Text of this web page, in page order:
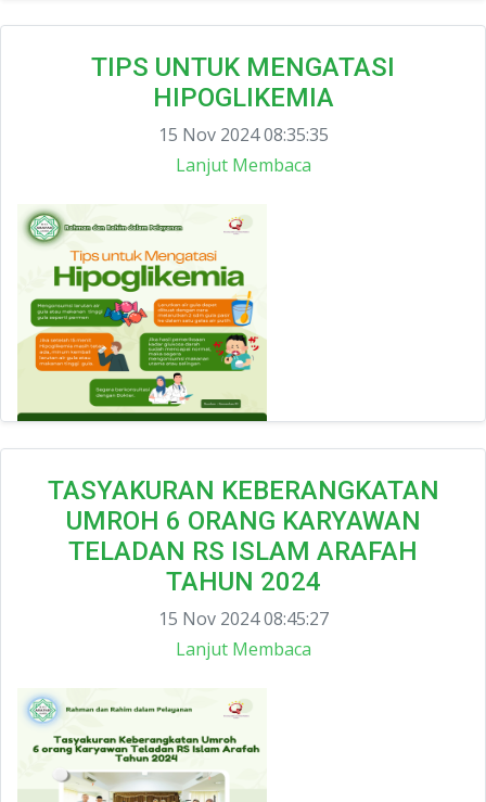
TIPS UNTUK MENGATASI
HIPOGLIKEMIA
15 Nov 2024 08:35:35
Lanjut Membaca
TASYAKURAN KEBERANGKATAN
UMROH 6 ORANG KARYAWAN
TELADAN RS ISLAM ARAFAH
TAHUN 2024
15 Nov 2024 08:45:27
Lanjut Membaca